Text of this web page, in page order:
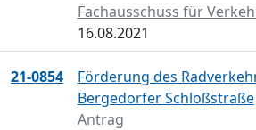
Fachausschuss für
16.08.2021
21-0854
Förderung des
Bergedorfer Schloßstraße
Antrag